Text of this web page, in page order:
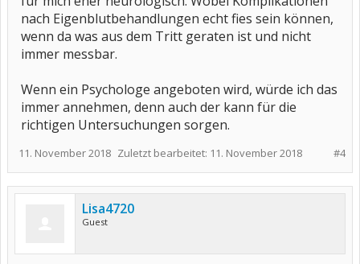
nach Eigenblutbehandlungen echt fies sein können,
wenn da was aus dem Tritt geraten ist und nicht
immer messbar.
Wenn ein Psychologe angeboten wird, würde ich das
immer annehmen, denn auch der kann für die
richtigen Untersuchungen sorgen.
#4
11. November 2018 Zuletzt bearbeitet: 11. November 2018
Lisa4720
Guest